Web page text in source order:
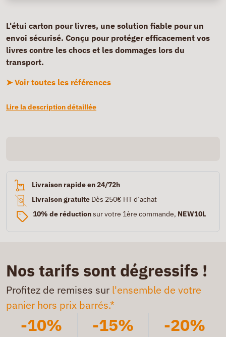
L'étui carton pour livres, une solution fiable pour un
envoi sécurisé. Conçu pour protéger efficacement vos
livres contre les chocs et les dommages lors du
transport.
➤ Voir toutes les références
Lire la description détaillée
Livraison rapide en 24/72h
Livraison gratuite Dès 250€ HT d’achat
10% de réductionsur votre 1ère commande, NEW10L
Nos tarifs sont dégressifs !
Profitez de remises sur l'ensemble de votre
panier hors prix barrés.*
-10% -15% -20%